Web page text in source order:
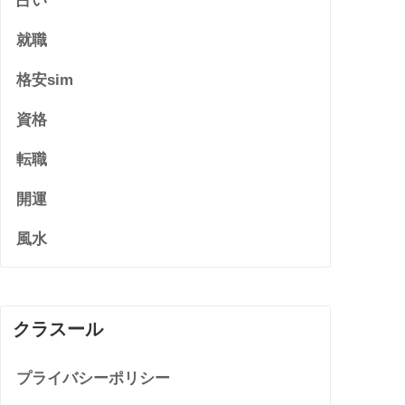
就職
格安sim
資格
転職
開運
風水
クラスール
プライバシーポリシー